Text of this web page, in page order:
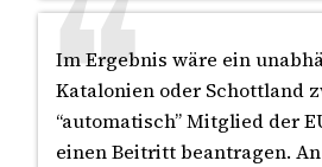
Im Ergebnis wäre ein
Katalonien oder Schottland
“automatisch” Mitglied der
einen Beitritt beantragen.